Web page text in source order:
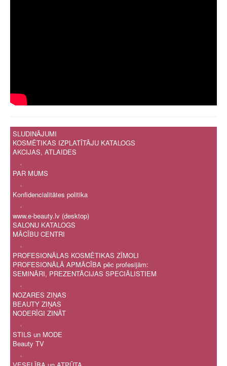
SLUDINĀJUMI
KOSMĒTIKAS IZPLATĪTĀJU KATALOGS
AKCIJAS, ATLAIDES
.
PAR MUMS
.
Konfidencialitātes politika
.
www.e-beauty.lv (desktop)
SALONU KATALOGS
MĀCĪBU CENTRI
.
PROFESIONĀLAS KOSMĒTIKAS ZĪMOLI
PROFESIONĀLĀ APMĀCĪBA pēc profesijām:
SEMINĀRI, PREZENTĀCIJAS SPECIĀLISTIEM
.
NOZARES ZIŅAS
BEAUTY ZIŅAS
NODERĪGI ZINĀT
.
STILS un MODE
Beauty TV
.